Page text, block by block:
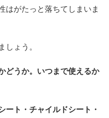
はがたっと落ちてしまいま
しょう。
どうか。いつまで使えるか
ート・チャイルドシート・